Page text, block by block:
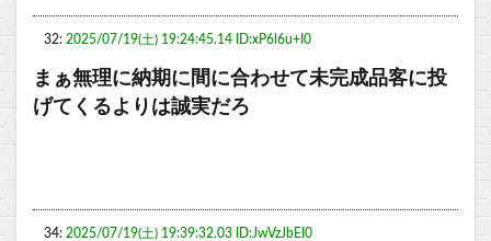
32: 2025/07/19(土) 19:24:45.14 ID:xP6l6u+I0
まぁ無理に納期に間に合わせて未完成品客に投
げてくるよりは誠実だろ
34: 2025/07/19(土) 19:39:32.03 ID:JwVzJbEI0